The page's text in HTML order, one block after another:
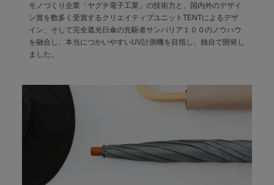
モノづくり企業「ヤグチ電子工業」の技術力と、国内外のデザイ
ン賞を数多く受賞するクリエイティブユニットTENTによるデザ
イン、そして完全遮光日傘の先駆者サンバリア１００のノウハウ
を融合し、本当につかいやすいUV計測機を目指し、独自で開発し
ました。